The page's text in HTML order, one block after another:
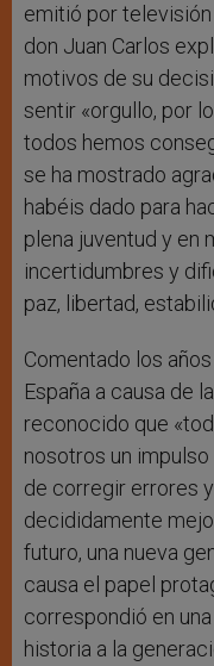
emitió por
don Juan Carlos
motivos de su
sentir «orgullo, por
todos hemos
se ha mostrado
habéis dado para
plena juventud y en
incertidumbres y
paz, libertad,
Comentado los
España a causa de
reconocido que
nosotros un
de corregir errores
decididamente
futuro, una nueva
causa el papel
correspondió en
historia a la